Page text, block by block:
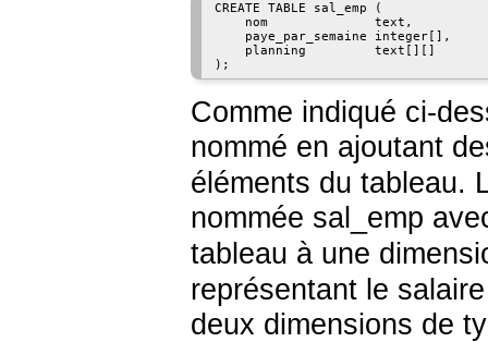
CREATE TABLE sal_emp (
    nom              text,
    paye_par_semaine integer[],
    planning         text[][]
);
Comme indiqué ci-
nommé en ajoutant
éléments du tableau.
nommée sal_emp
tableau à une
représentant le
deux dimensions de